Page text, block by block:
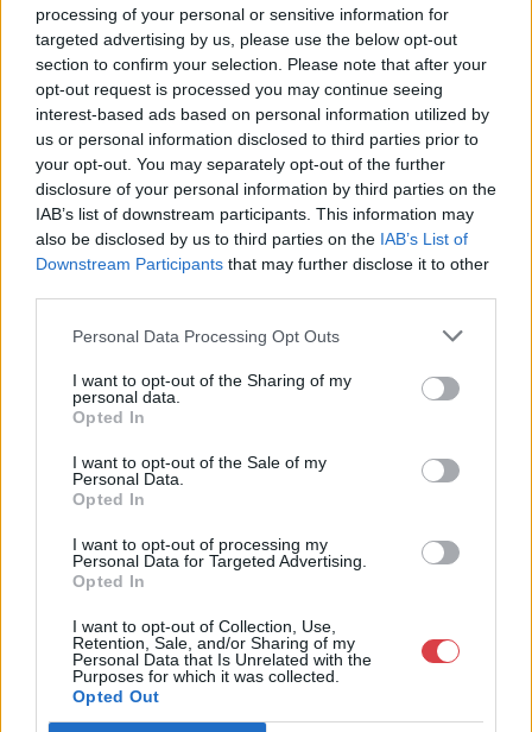
processing of your personal or sensitive information for
targeted advertising by us, please use the below opt-out
section to confirm your selection. Please note that after your
opt-out request is processed you may continue seeing
interest-based ads based on personal information utilized by
us or personal information disclosed to third parties prior to
your opt-out. You may separately opt-out of the further
disclosure of your personal information by third parties on the
IAB’s list of downstream participants. This information may
also be disclosed by us to third parties on the IAB’s List of
Downstream Participants that may further disclose it to other
Personal Data Processing Opt Outs
I want to opt-out of the Sharing of my
personal data.
Opted In
I want to opt-out of the Sale of my
Personal Data.
Opted In
I want to opt-out of processing my
Personal Data for Targeted Advertising.
Opted In
I want to opt-out of Collection, Use,
Retention, Sale, and/or Sharing of my
Personal Data that Is Unrelated with the
Purposes for which it was collected.
Opted Out
Eladó adatai
Eladó:Nagyházi Galéria és
Aukciósház
Cím: Müller Márta
Nagyházi Galéria és Aukciósház
1055 Budapest, Balaton utca 8.
Telefon: +361 475 6000 +361
http://www.nagyhazi.hu
Bemutatkozás: Magas színvonalú festmények és műtárgyak,
bútorok, szőnyegek, üveg, porcelán és ezüst tárgyak, ékszerek,
néprajzi tárgyak értékesítése és aukcionálása. Hagyatékok és
gyűjtemények árverezése. Ingyenes értékbecslés. Árveréseinkre
a tárgyfelvétel folyamatos.
GALÉRIA TOVÁBBI MŰTÁRGYAI